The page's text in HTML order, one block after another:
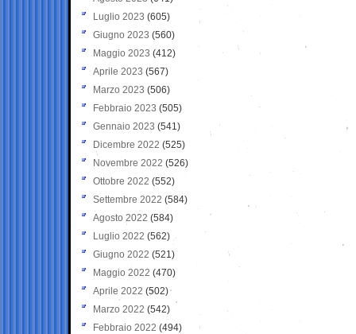
Luglio 2023 (605)
Giugno 2023 (560)
Maggio 2023 (412)
Aprile 2023 (567)
Marzo 2023 (506)
Febbraio 2023 (505)
Gennaio 2023 (541)
Dicembre 2022 (525)
Novembre 2022 (526)
Ottobre 2022 (552)
Settembre 2022 (584)
Agosto 2022 (584)
Luglio 2022 (562)
Giugno 2022 (521)
Maggio 2022 (470)
Aprile 2022 (502)
Marzo 2022 (542)
Febbraio 2022 (494)